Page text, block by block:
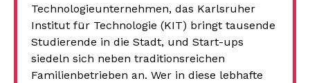
Technologieunternehmen, das Karlsruher
Institut für Technologie (KIT) bringt tausende
Studierende in die Stadt, und Start-ups
siedeln sich neben traditionsreichen
Familienbetrieben an. Wer in diese lebhafte